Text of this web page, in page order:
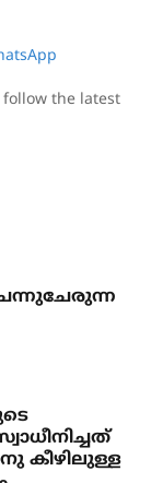
follow the latest
കീഴിലുള്ള